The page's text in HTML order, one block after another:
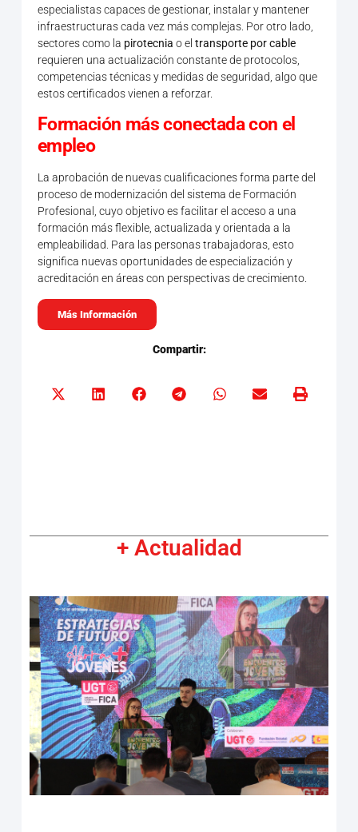
especialistas capaces de gestionar, instalar y mantener
infraestructuras cada vez más complejas. Por otro lado,
sectores como la pirotecnia o el transporte por cable
requieren una actualización constante de protocolos,
competencias técnicas y medidas de seguridad, algo que
estos certificados vienen a reforzar.
Formación más conectada con el
empleo
La aprobación de nuevas cualificaciones forma parte del
proceso de modernización del sistema de Formación
Profesional, cuyo objetivo es facilitar el acceso a una
formación más flexible, actualizada y orientada a la
empleabilidad. Para las personas trabajadoras, esto
significa nuevas oportunidades de especialización y
acreditación en áreas con perspectivas de crecimiento.
Más Información
Compartir:
+ Actualidad